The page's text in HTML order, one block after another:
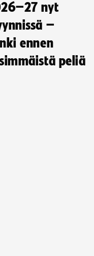
nyt
–
ennen
peliä